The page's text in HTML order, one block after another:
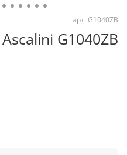
арт. G1040ZB
G1040ZB